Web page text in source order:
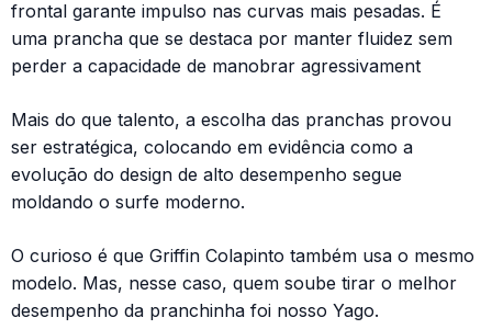
frontal garante impulso nas curvas mais pesadas. É
uma prancha que se destaca por manter fluidez sem
perder a capacidade de manobrar agressivament
Mais do que talento, a escolha das pranchas provou
ser estratégica, colocando em evidência como a
evolução do design de alto desempenho segue
moldando o surfe moderno.
O curioso é que Griffin Colapinto também usa o mesmo
modelo. Mas, nesse caso, quem soube tirar o melhor
desempenho da pranchinha foi nosso Yago.